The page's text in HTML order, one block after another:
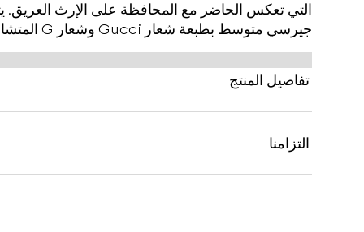
التي تعكس الحاضر مع المحافظة على الإرث
جيرسي متوسط بطبعة شعار Gucci وشعار G المتشابك بتأثير باهت.
تفاصيل المنتج
التزامنا